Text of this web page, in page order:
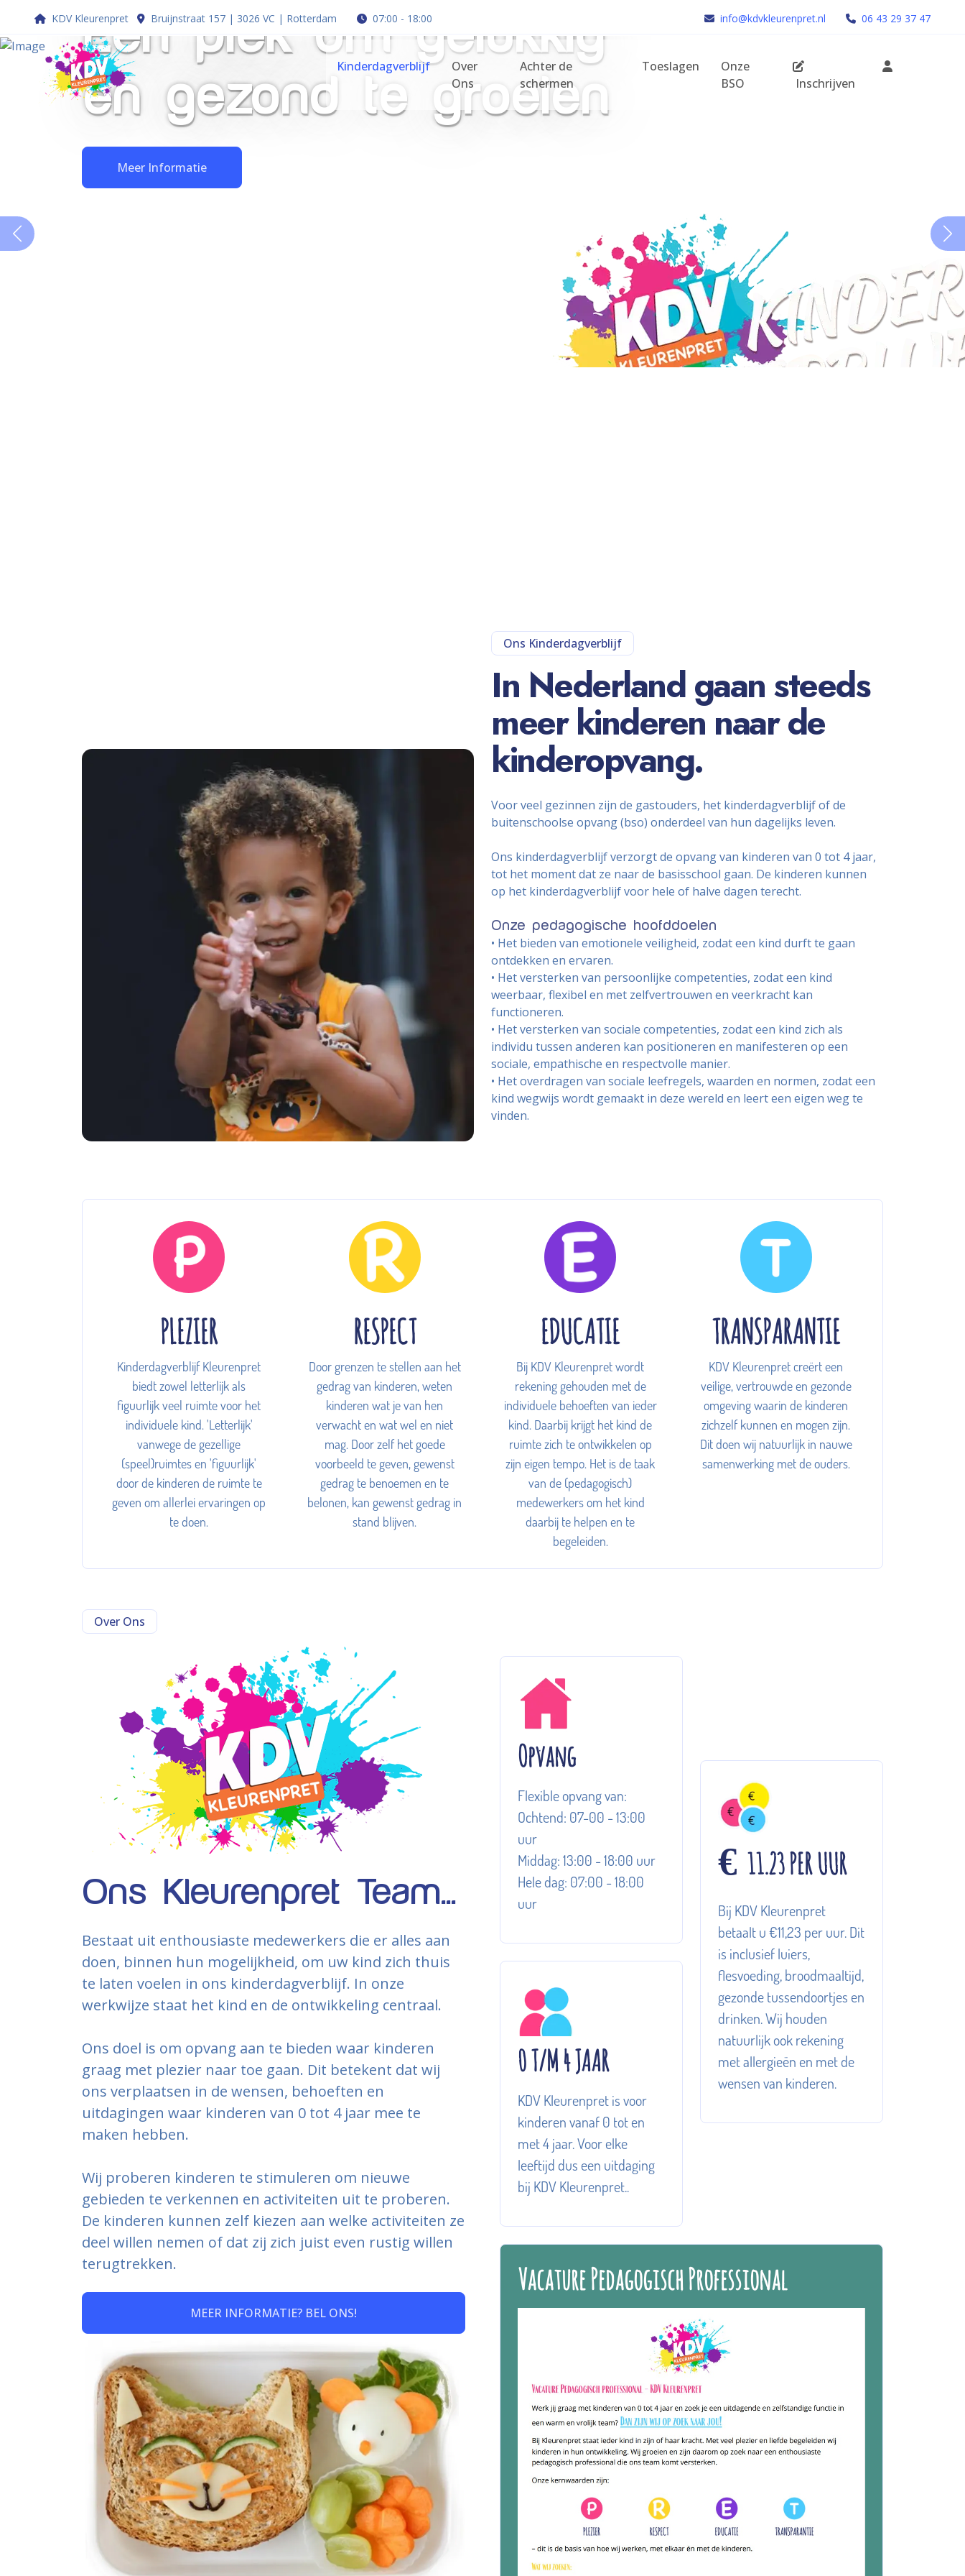
KDV Kleurenpret Bruijnstraat 157 | 3026 VC | Rotterdam 07:00 - 18:00 info@kdvkleurenpret.nl 06 43 29 37 47
Kinderdagverblijf
Over
Ons
Achter de
schermen
Toeslagen
Onze
BSO
Inschrijven
nieuwsgierige
mensjes
Vorige
Ons Kinderdagverblijf
In Nederland gaan steeds
meer kinderen naar de
kinderopvang.
Voor veel gezinnen zijn de gastouders, het kinderdagverblijf of de
buitenschoolse opvang (bso) onderdeel van hun dagelijks leven.
Ons kinderdagverblijf verzorgt de opvang van kinderen van 0 tot 4 jaar,
tot het moment dat ze naar de basisschool gaan. De kinderen kunnen
op het kinderdagverblijf voor hele of halve dagen terecht.
Onze pedagogische hoofddoelen
• Het bieden van emotionele veiligheid, zodat een kind durft te gaan
ontdekken en ervaren.
• Het versterken van persoonlijke competenties, zodat een kind
weerbaar, flexibel en met zelfvertrouwen en veerkracht kan
functioneren.
• Het versterken van sociale competenties, zodat een kind zich als
individu tussen anderen kan positioneren en manifesteren op een
sociale, empathische en respectvolle manier.
• Het overdragen van sociale leefregels, waarden en normen, zodat een
kind wegwijs wordt gemaakt in deze wereld en leert een eigen weg te
vinden.
PLEZIER
Kinderdagverblijf Kleurenpret
biedt zowel letterlijk als
figuurlijk veel ruimte voor het
individuele kind. 'Letterlijk'
vanwege de gezellige
(speel)ruimtes en 'figuurlijk'
door de kinderen de ruimte te
geven om allerlei ervaringen op
te doen.
RESPECT
Door grenzen te stellen aan het
gedrag van kinderen, weten
kinderen wat je van hen
verwacht en wat wel en niet
mag. Door zelf het goede
voorbeeld te geven, gewenst
gedrag te benoemen en te
belonen, kan gewenst gedrag in
stand blijven.
EDUCATIE
Bij KDV Kleurenpret wordt
rekening gehouden met de
individuele behoeften van ieder
kind. Daarbij krijgt het kind de
ruimte zich te ontwikkelen op
zijn eigen tempo. Het is de taak
van de (pedagogisch)
medewerkers om het kind
daarbij te helpen en te
begeleiden.
TRANSPARANTIE
KDV Kleurenpret creërt een
veilige, vertrouwde en gezonde
omgeving waarin de kinderen
zichzelf kunnen en mogen zijn.
Dit doen wij natuurlijk in nauwe
samenwerking met de ouders.
Over Ons
Ons Kleurenpret Team...
Bestaat uit enthousiaste medewerkers die er alles aan
doen, binnen hun mogelijkheid, om uw kind zich thuis
te laten voelen in ons kinderdagverblijf. In onze
werkwijze staat het kind en de ontwikkeling centraal.
Ons doel is om opvang aan te bieden waar kinderen
graag met plezier naar toe gaan. Dit betekent dat wij
ons verplaatsen in de wensen, behoeften en
uitdagingen waar kinderen van 0 tot 4 jaar mee te
maken hebben.
Wij proberen kinderen te stimuleren om nieuwe
gebieden te verkennen en activiteiten uit te proberen.
De kinderen kunnen zelf kiezen aan welke activiteiten ze
deel willen nemen of dat zij zich juist even rustig willen
terugtrekken.
MEER INFORMATIE? BEL ONS!
Opvang
Flexible opvang van:
Ochtend: 07-00 - 13:00
uur
Middag: 13:00 - 18:00 uur
Hele dag: 07:00 - 18:00
uur
0 T/M 4 JAAR
KDV Kleurenpret is voor
kinderen vanaf 0 tot en
met 4 jaar. Voor elke
leeftijd dus een uitdaging
bij KDV Kleurenpret..
€ 11.23 PER UUR
Bij KDV Kleurenpret
betaalt u €11,23 per uur. Dit
is inclusief luiers,
flesvoeding, broodmaaltijd,
gezonde tussendoortjes en
drinken. Wij houden
natuurlijk ook rekening
met allergieën en met de
wensen van kinderen.
Vacature Pedagogisch Professional